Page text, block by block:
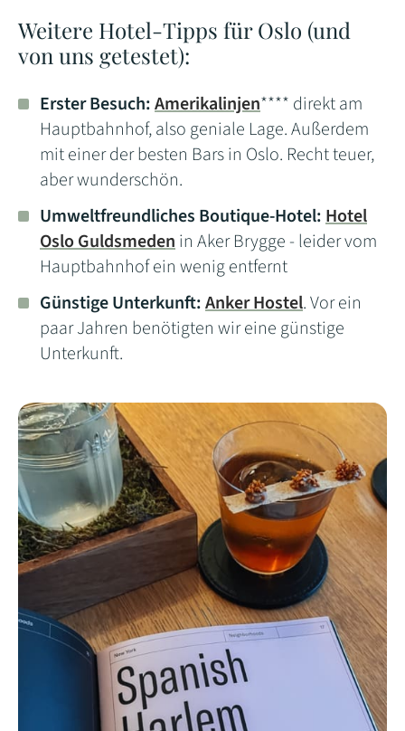
Weitere Hotel-Tipps für Oslo (und
von uns getestet):
Erster Besuch:Amerikalinjen**** direkt am
Hauptbahnhof, also geniale Lage. Außerdem
mit einer der besten Bars in Oslo. Recht teuer,
aber wunderschön.
Umweltfreundliches Boutique-Hotel:Hotel
Oslo Guldsmedenin Aker Brygge - leider vom
Hauptbahnhof ein wenig entfernt
Günstige Unterkunft:Anker Hostel. Vor ein
paar Jahren benötigten wir eine günstige
Unterkunft.